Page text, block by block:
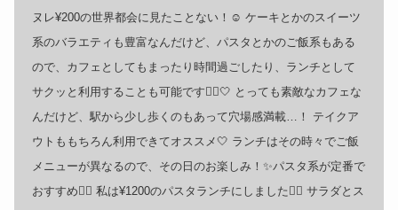
ヌレ¥200の世界都会に見たことない！☺️ ケーキとかのスイーツ
系のバラエティも豊富なんだけど、パスタとかのご飯系もある
ので、カフェとしてもまったり時間過ごしたり、ランチとして
サクッと利用することも可能です🙆‍♀️🤍 とっても素敵なカフェな
んだけど、駅から少し歩くのもあって穴場感満載…！ テイクア
ウトももちろん利用できてオススメ🤍 ランチはその時々でご飯
メニューが異なるので、その日のお楽しみ！✨パスタ系が定番で
おすすめ🙆‍♀️ 私は¥1200のパスタランチにしました🙆‍♀️ サラダとス